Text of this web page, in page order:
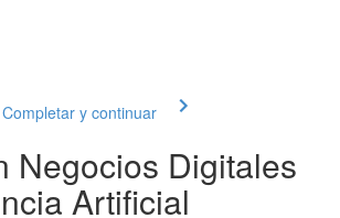
Completar y continuar
Negocios Digitales
Artificial